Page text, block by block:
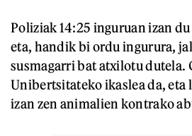
Poliziak 14:25 inguruan izan
eta, handik bi ordu ingurura,
susmagarri bat atxilotu dutela.
Unibertsitateko ikaslea da, eta
izan zen animalien kontrako